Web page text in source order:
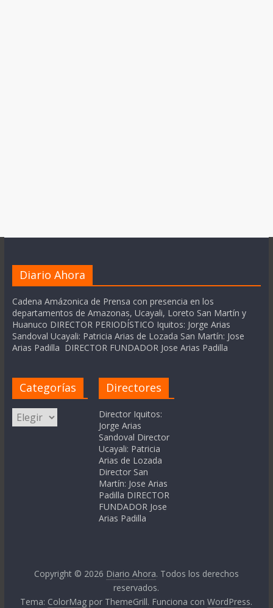
Diario Ahora
Cadena Amázonica de Prensa con presencia en los
departamentos de Amazonas, Ucayali, Loreto San Martín y
Huanuco DIRECTOR PERIODÍSTICO Iquitos: Jorge Arias
Sandoval Ucayali: Patricia Arias de Lozada San Martín: Jose
Arias Padilla DIRECTOR FUNDADOR Jose Arias Padilla
Categorías
Categorías
Directores
Director Iquitos:
Jorge Arias
Sandoval Director
Ucayali: Patricia
Arias de Lozada
Director San
Martín: Jose Arias
Padilla DIRECTOR
FUNDADOR Jose
Arias Padilla
Copyright © 2026 Diario Ahora. Todos los derechos
reservados.
Tema: ColorMag por ThemeGrill. Funciona conWordPress.